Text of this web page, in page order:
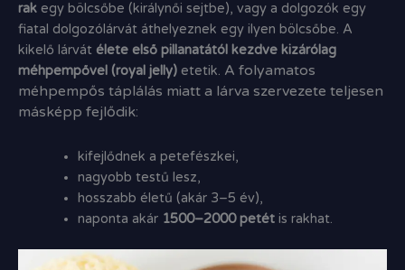
rak egy bölcsőbe (királynői sejtbe), vagy a dolgozók egy
fiatal dolgozólárvát áthelyeznek egy ilyen bölcsőbe. A
kikelő lárvát élete első pillanatától kezdve kizárólag
méhpempővel (royal jelly) etetik. A folyamatos
méhpempős táplálás miatt a lárva szervezete teljesen
másképp fejlődik:
kifejlődnek a petefészkei,
nagyobb testű lesz,
hosszabb életű (akár 3–5 év),
naponta akár 1500–2000 petétis rakhat.